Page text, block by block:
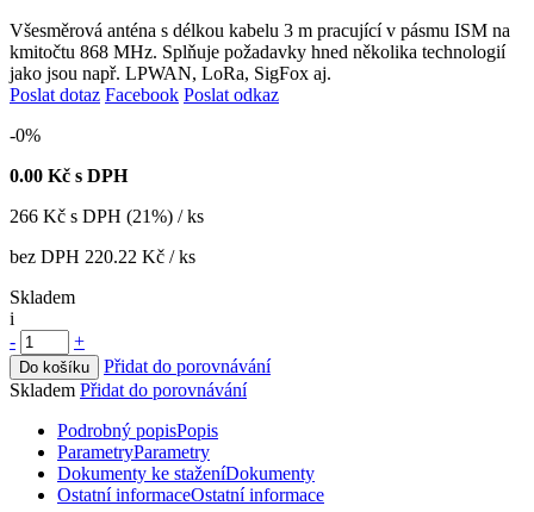
Všesměrová anténa s délkou kabelu 3 m pracující v pásmu ISM na
kmitočtu 868 MHz. Splňuje požadavky hned několika technologií
jako jsou např. LPWAN, LoRa, SigFox aj.
Poslat dotaz Facebook Poslat odkaz
-0%
0.00 Kč s DPH
266 Kč s DPH (21%) / ks
bez DPH 220.22 Kč / ks
Skladem
i
-
+
Do košíku
Přidat do porovnávání
Skladem Přidat do porovnávání
Podrobný popisPopis
ParametryParametry
Dokumenty ke staženíDokumenty
Ostatní informaceOstatní informace